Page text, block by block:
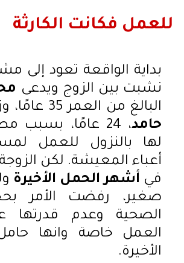
للعمل فكانت الكارثة
بداية الواقعة تعود إلى
نشبت بين الزوج ويدعى
البالغ من العمر 35 عامًا، وزوجته
حامد
، 24 عامًا، بسبب
لها بالنزول للعمل
أعباء المعيشة. لكن
في أشهر الحمل الأخيرة
صغير، رفضت الأمر
الصحية وعدم قدرتها
العمل خاصة وانها
الأخيرة.